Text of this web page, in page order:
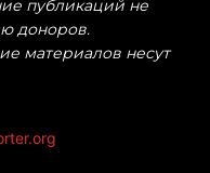
публикаций не
доноров.
материалов несут